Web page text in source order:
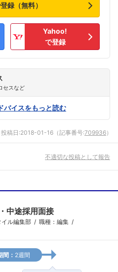
録（無料）
Yahoo!
で登録
セスなど
バイスをもっと読む
投稿日:2018-01-16 （記事番号:709936）
不適切な投稿として報告
中途採用面接
ル編集部
職種：編集
間： 2週間